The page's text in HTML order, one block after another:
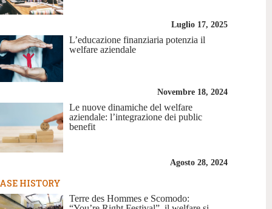
Luglio 17, 2025
L’educazione finanziaria potenzia il
welfare aziendale
Novembre 18, 2024
Le nuove dinamiche del welfare
aziendale: l’integrazione dei public
benefit
Agosto 28, 2024
HISTORY
Terre des Hommes e Scomodo: